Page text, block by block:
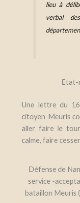
lieu à
verbal
Etat-
Une lettre du
citoyen Meuris
aller faire le
calme, faire
Défense de
service -
bataillon Meuris